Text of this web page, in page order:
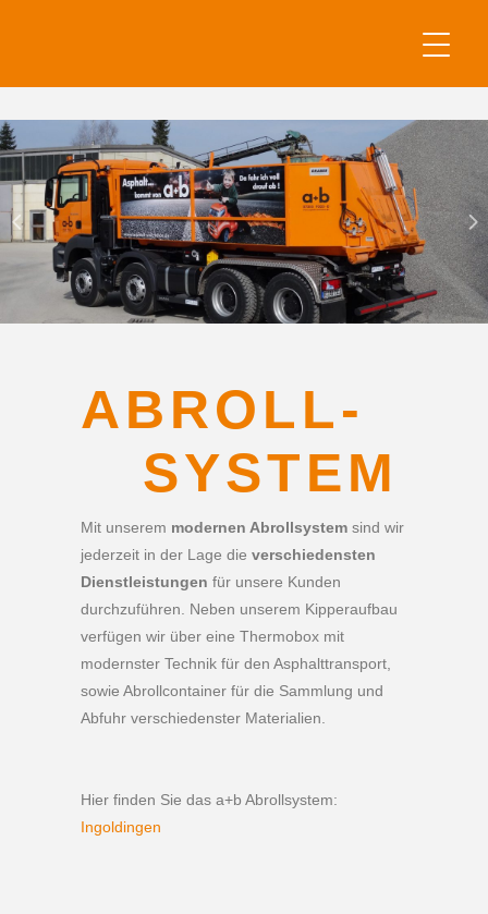
ABROLL-
SYSTEM
Mit unserem modernen Abrollsystem sind wir
jederzeit in der Lage die verschiedensten
Dienstleistungen für unsere Kunden
durchzuführen. Neben unserem Kipperaufbau
verfügen wir über eine Thermobox mit
modernster Technik für den Asphalttransport,
sowie Abrollcontainer für die Sammlung und
Abfuhr verschiedenster Materialien.
Hier finden Sie das a+b Abrollsystem:
Ingoldingen